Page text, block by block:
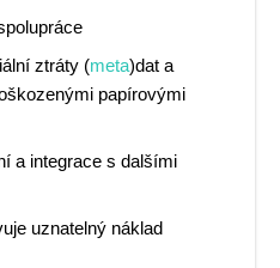
ztráty (meta)dat a
papírovými
integrace s dalšími
uznatelný náklad